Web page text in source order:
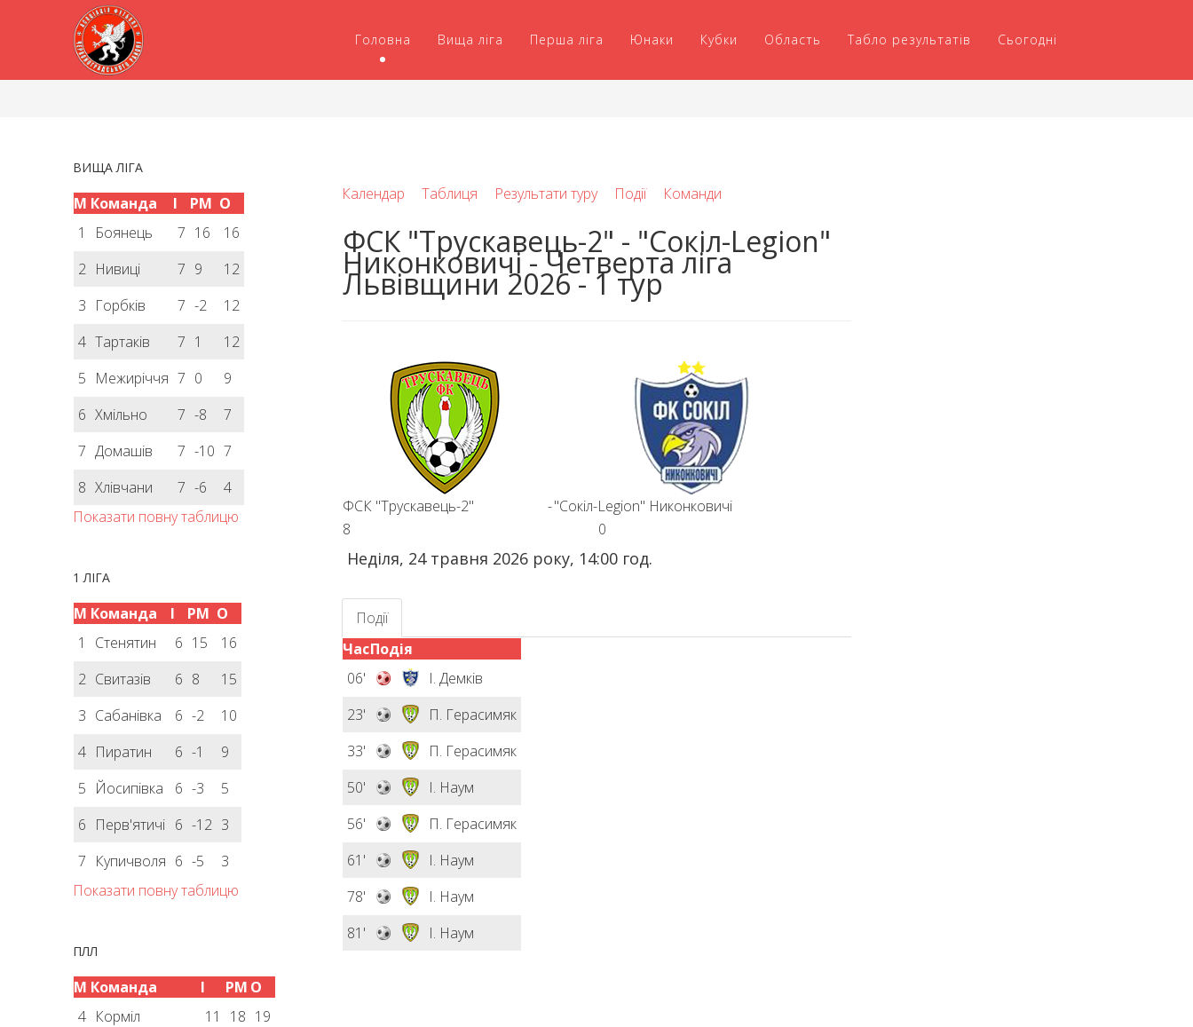
Головна Вища ліга Перша ліга Юнаки Кубки Область Табло результатів Сьогодні
ВИЩА ЛІГА
М Команда І РМ О
1
Боянець 7 16
16
2 Нивиці 7 9
12
3 Горбків 7 -2
12
4 Тартаків 7 1
12
5 Межиріччя 7 0
9
6 Хмільно 7 -8
7
7 Домашів 7 -10 7
8 Хлівчани 7 -6
4
Показати повну таблицю
1 ЛІГА
М Команда І РМ О
1
Стенятин 6 15
16
2 Свитазів 6 8
15
3 Сабанівка 6 -2
10
4 Пиратин 6 -1
9
5 Йосипівка 6 -3
5
6 Перв'ятичі 6 -12 3
7 Купичволя 6 -5
3
Показати повну таблицю
ПЛЛ
М Команда І РМ О
4 Корміл 11 18 19
Календар Таблиця Результати туру Події Команди
ФСК "Трускавець-2" - "Сокіл-Legion"
Никонковичі - Четверта ліга
Львівщини 2026 - 1 тур
ФСК "Трускавець-2" -"Сокіл-Legion" Никонковичі
8
0
Неділя, 24 травня 2026 року, 14:00 год.
Події
ЧасПодія
06'
І. Демків
23'
П. Герасимяк
33'
П. Герасимяк
50'
І. Наум
56'
П. Герасимяк
61'
І. Наум
78'
І. Наум
81'
І. Наум